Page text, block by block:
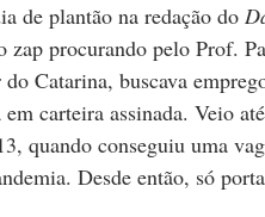
de plantão na redação do
zap procurando pelo Prof.
Catarina, buscava
em carteira assinada. Veio
quando conseguiu uma
Desde então, só